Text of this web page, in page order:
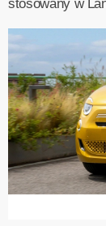
stosowany w